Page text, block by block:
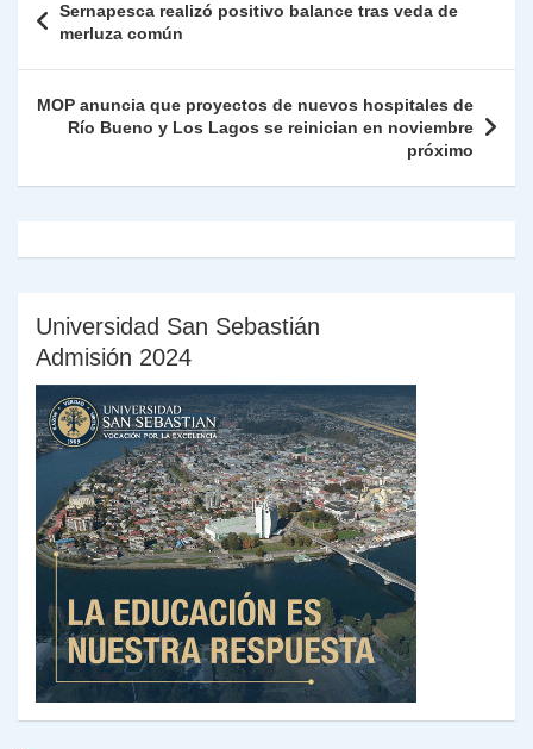
p
p
m o
o
k
n n
k
ie
n
dl
y
ar
tir
de
entradas
Sernapesca realizó positivo balance tras veda de
merluza común
MOP anuncia que proyectos de nuevos hospitales de
Río Bueno y Los Lagos se reinician en noviembre
próximo
Universidad San Sebastián
Admisión 2024